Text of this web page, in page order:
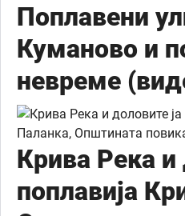
Поплавени
Куманово и
невреме
Крива Река и
поплавија